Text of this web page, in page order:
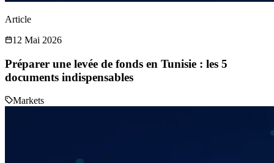
Article
12 Mai 2026
Préparer une levée de fonds en Tunisie : les 5
documents indispensables
Markets